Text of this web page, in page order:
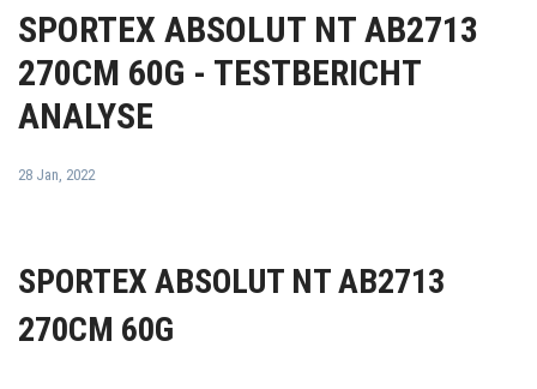
SPORTEX ABSOLUT NT AB2713
270CM 60G - TESTBERICHT
ANALYSE
28 Jan, 2022
SPORTEX ABSOLUT NT AB2713
270CM 60G